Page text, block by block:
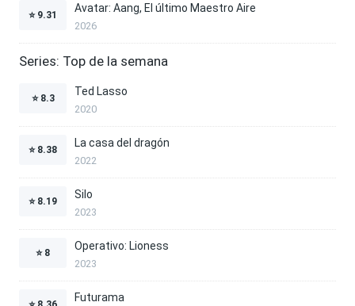
⭐ 9.31
Avatar: Aang, El último Maestro Aire
2026
Series: Top de la semana
⭐ 8.3
Ted Lasso
2020
⭐ 8.38
La casa del dragón
2022
⭐ 8.19
Silo
2023
⭐ 8
Operativo: Lioness
2023
Futurama